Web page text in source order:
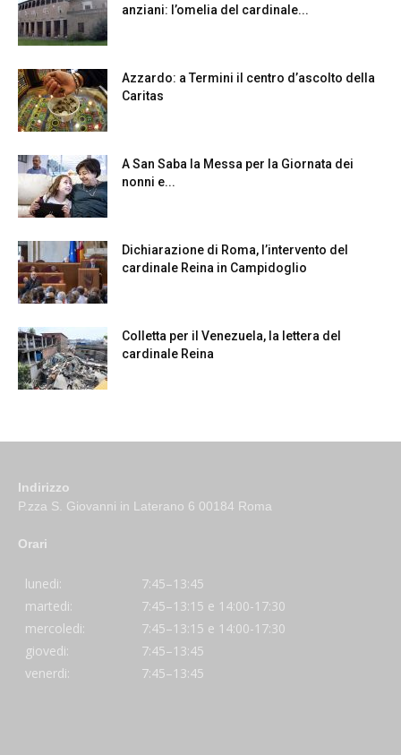
anziani: l’omelia del cardinale...
Azzardo: a Termini il centro d’ascolto della
Caritas
A San Saba la Messa per la Giornata dei
nonni e...
Dichiarazione di Roma, l’intervento del
cardinale Reina in Campidoglio
Colletta per il Venezuela, la lettera del
cardinale Reina
Indirizzo
P.zza S. Giovanni in Laterano 6 00184 Roma
Orari
lunedi:
7:45–13:45
martedi:
7:45–13:15 e 14:00-17:30
mercoledi:
7:45–13:15 e 14:00-17:30
giovedi:
7:45–13:45
venerdi:
7:45–13:45